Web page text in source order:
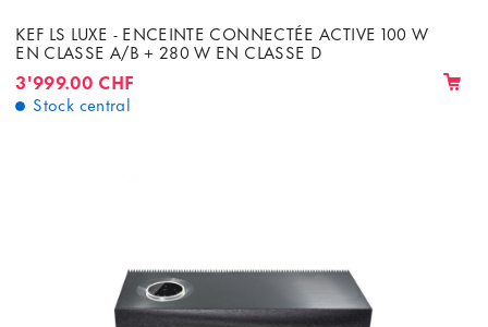
KEF LS LUXE - ENCEINTE CONNECTÉE ACTIVE 100 W
EN CLASSE A/B + 280 W EN CLASSE D
3'999.00 CHF
Stock central